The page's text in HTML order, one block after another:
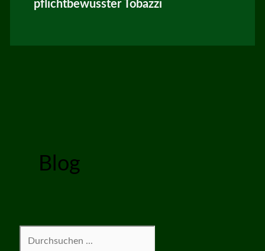
pflichtbewusster Tobazzi
Blog